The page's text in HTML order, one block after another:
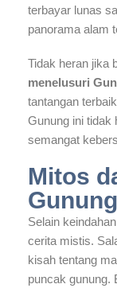
terbayar lunas
panorama alam
Tidak heran jika
menelusuri
tantangan
Gunung ini tidak
semangat
Mitos
Selain
cerita mistis.
kisah tentang
puncak gunung.